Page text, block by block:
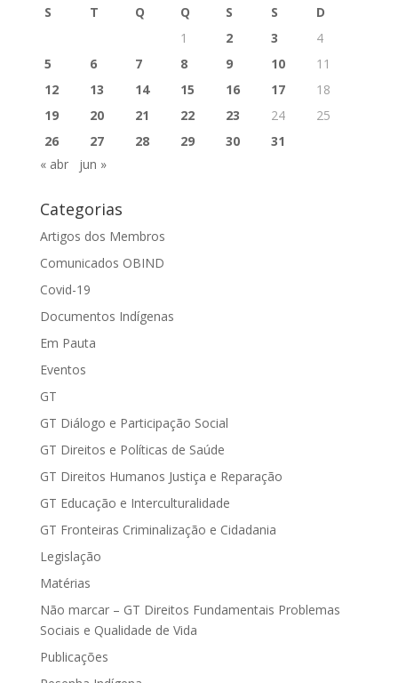
S T Q Q S S
D
1
2 3
4
5
6 7 8 9 10
11
12
13 14 15 16 17
18
19
20 21 22 23 24
25
26
27 28 29 30
31
« abr
jun »
Categorias
Artigos dos Membros
Comunicados OBIND
Covid-19
Documentos Indígenas
Em Pauta
Eventos
GT
GT Diálogo e Participação Social
GT Direitos e Políticas de Saúde
GT Direitos Humanos Justiça e Reparação
GT Educação e Interculturalidade
GT Fronteiras Criminalização e Cidadania
Legislação
Matérias
Não marcar – GT Direitos Fundamentais Problemas
Sociais e Qualidade de Vida
Publicações